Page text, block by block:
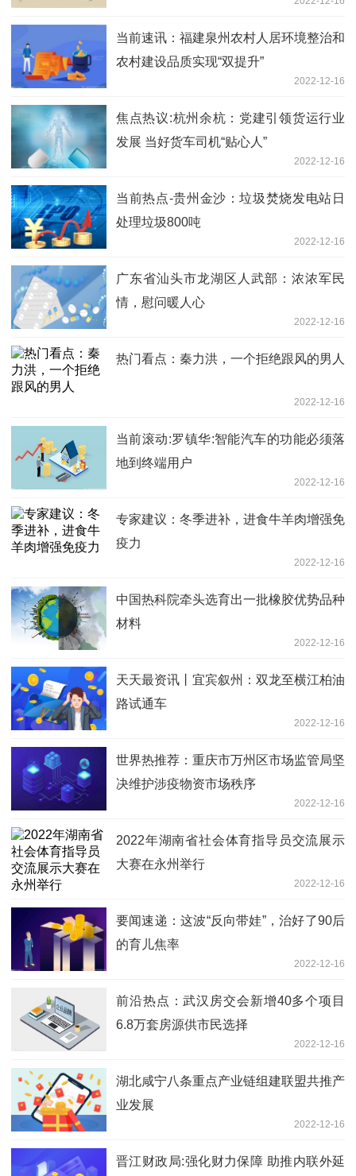
当前速讯：福建泉州农村人居环境整治和
农村建设品质实现“双提升”
2022-12-16
焦点热议:杭州余杭：党建引领货运行业
发展 当好货车司机“贴心人”
2022-12-16
当前热点-贵州金沙：垃圾焚烧发电站日
处理垃圾800吨
2022-12-16
广东省汕头市龙湖区人武部：浓浓军民
情，慰问暖人心
2022-12-16
热门看点：秦力洪，一个拒绝跟风的男人
2022-12-16
当前滚动:罗镇华:智能汽车的功能必须落
地到终端用户
2022-12-16
专家建议：冬季进补，进食牛羊肉增强免
疫力
2022-12-16
中国热科院牵头选育出一批橡胶优势品种
材料
2022-12-16
天天最资讯丨宜宾叙州：双龙至横江柏油
路试通车
2022-12-16
世界热推荐：重庆市万州区市场监管局坚
决维护涉疫物资市场秩序
2022-12-16
2022年湖南省社会体育指导员交流展示
大赛在永州举行
2022-12-16
要闻速递：这波“反向带娃”，治好了90后
的育儿焦率
2022-12-16
前沿热点：武汉房交会新增40多个项目
6.8万套房源供市民选择
2022-12-16
湖北咸宁八条重点产业链组建联盟共推产
业发展
2022-12-16
晋江财政局:强化财力保障 助推内联外延